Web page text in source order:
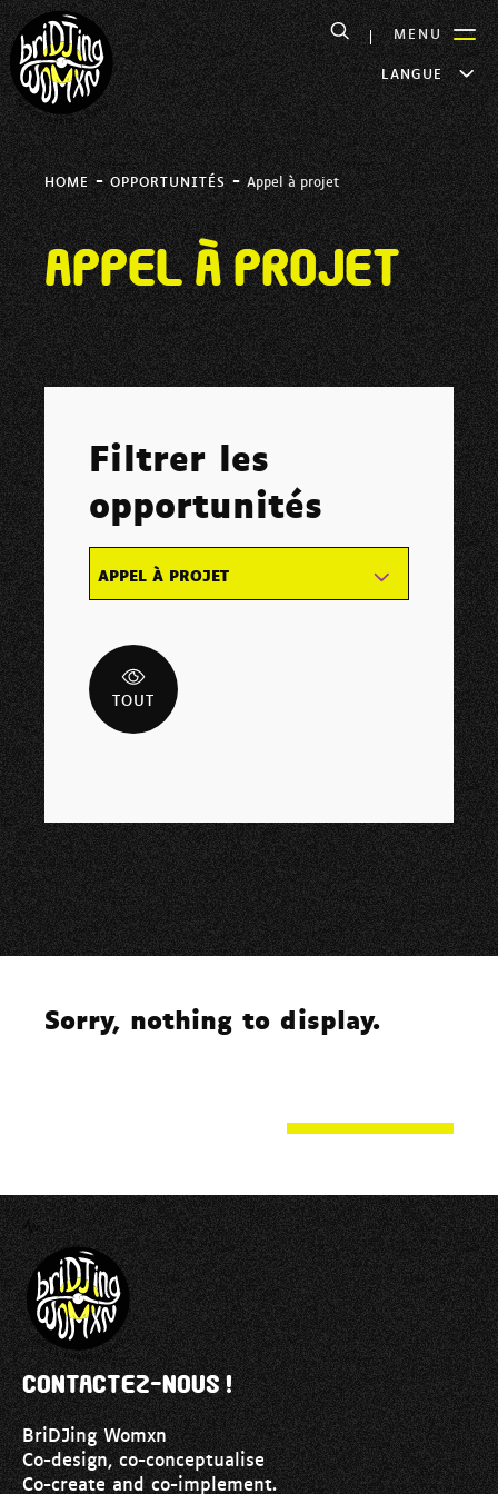
LANGUE
MENU
HOME-OPPORTUNITÉS-Appel à projet
Appel à projet
Filtrer les
opportunités
APPEL À PROJET
TOUT
Sorry, nothing to display.
Contactez-nous !
BriDJing Womxn
Co-design, co-conceptualise
Co-create and co-implement.